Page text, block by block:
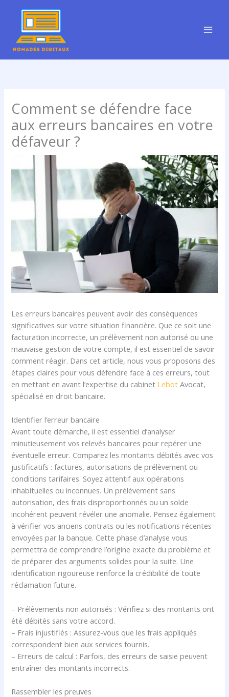
contenu
Comment se défendre face
aux erreurs bancaires en votre
défaveur ?
Les erreurs bancaires peuvent avoir des conséquences
significatives sur votre situation financière. Que ce soit une
facturation incorrecte, un prélèvement non autorisé ou une
mauvaise gestion de votre compte, il est essentiel de savoir
comment réagir. Dans cet article, nous vous proposons des
étapes claires pour vous défendre face à ces erreurs, tout
en mettant en avant l’expertise du cabinet Lebot Avocat,
spécialisé en droit bancaire.
Identifier l’erreur bancaire
Avant toute démarche, il est essentiel d’analyser
minutieusement vos relevés bancaires pour repérer une
éventuelle erreur. Comparez les montants débités avec vos
justificatifs : factures, autorisations de prélèvement ou
conditions tarifaires. Soyez attentif aux opérations
inhabituelles ou inconnues. Un prélèvement sans
autorisation, des frais disproportionnés ou un solde
incohérent peuvent révéler une anomalie. Pensez également
à vérifier vos anciens contrats ou les notifications récentes
envoyées par la banque. Cette phase d’analyse vous
permettra de comprendre l’origine exacte du problème et
de préparer des arguments solides pour la suite. Une
identification rigoureuse renforce la crédibilité de toute
réclamation future.
– Prélèvements non autorisés : Vérifiez si des montants ont
été débités sans votre accord.
– Frais injustifiés : Assurez-vous que les frais appliqués
correspondent bien aux services fournis.
– Erreurs de calcul : Parfois, des erreurs de saisie peuvent
entraîner des montants incorrects.
Rassembler les preuves